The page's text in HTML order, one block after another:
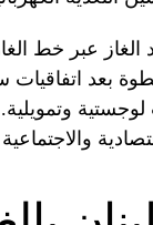
الغاز عبر خط
بعد اتفاقيات
لوجستية